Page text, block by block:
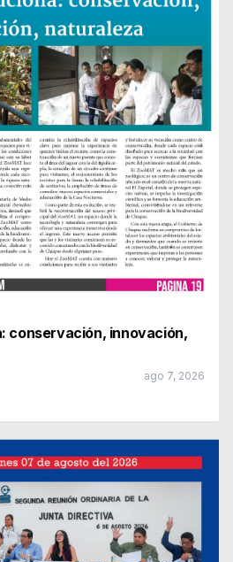
conservación, innovación,
ago 7, 2026